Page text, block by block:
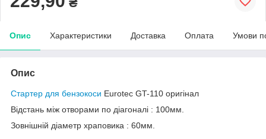
Опис Характеристики Доставка Оплата Умови
Опис
Стартер для бензокоси Eurotec GT-110 оригінал
Відстань між отворами по діагоналі : 100мм.
Зовнішній діаметр храповика : 60мм.